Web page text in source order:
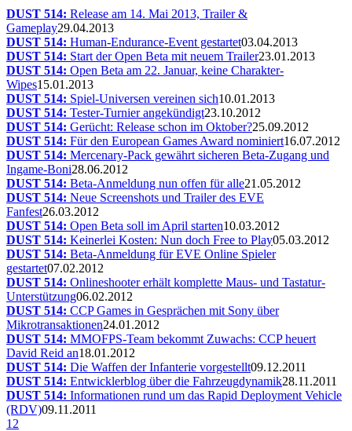
DUST 514: Release am 14. Mai 2013, Trailer &
Gameplay29.04.2013
DUST 514: Human-Endurance-Event gestartet03.04.2013
DUST 514: Start der Open Beta mit neuem Trailer23.01.2013
DUST 514: Open Beta am 22. Januar, keine Charakter-
Wipes15.01.2013
DUST 514: Spiel-Universen vereinen sich10.01.2013
DUST 514: Tester-Turnier angekündigt23.10.2012
DUST 514: Gerücht: Release schon im Oktober?25.09.2012
DUST 514: Für den European Games Award nominiert16.07.2012
DUST 514: Mercenary-Pack gewährt sicheren Beta-Zugang und
Ingame-Boni28.06.2012
DUST 514: Beta-Anmeldung nun offen für alle21.05.2012
DUST 514: Neue Screenshots und Trailer des EVE
Fanfest26.03.2012
DUST 514: Open Beta soll im April starten10.03.2012
DUST 514: Keinerlei Kosten: Nun doch Free to Play05.03.2012
DUST 514: Beta-Anmeldung für EVE Online Spieler
gestartet07.02.2012
DUST 514: Onlineshooter erhält komplette Maus- und Tastatur-
Unterstützung06.02.2012
DUST 514: CCP Games in Gesprächen mit Sony über
Mikrotransaktionen24.01.2012
DUST 514: MMOFPS-Team bekommt Zuwachs: CCP heuert
David Reid an18.01.2012
DUST 514: Die Waffen der Infanterie vorgestellt09.12.2011
DUST 514: Entwicklerblog über die Fahrzeugdynamik28.11.2011
DUST 514: Informationen rund um das Rapid Deployment Vehicle
(RDV)09.11.2011
1 2